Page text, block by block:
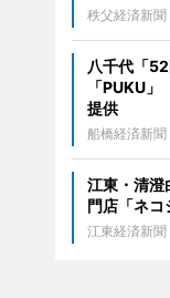
秩父経済新聞
八千代「
「PUKU
提供
船橋経済新聞
江東・清澄
門店「ネコ
江東経済新聞